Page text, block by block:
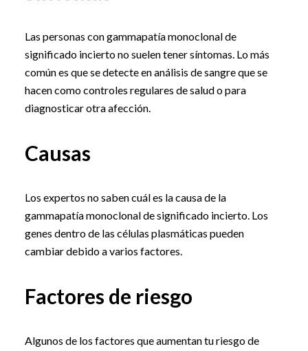
Las personas con gammapatía monoclonal de
significado incierto no suelen tener síntomas. Lo más
común es que se detecte en análisis de sangre que se
hacen como controles regulares de salud o para
diagnosticar otra afección.
Causas
Los expertos no saben cuál es la causa de la
gammapatía monoclonal de significado incierto. Los
genes dentro de las células plasmáticas pueden
cambiar debido a varios factores.
Factores de riesgo
Algunos de los factores que aumentan tu riesgo de